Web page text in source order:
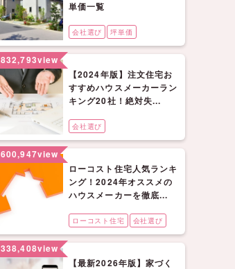
単価一覧
会社選び 坪単価
832,793view
【2024年版】注文住宅お
すすめハウスメーカーラン
キング20社！絶対失...
会社選び
600,947view
ローコスト住宅人気ランキ
ング！2024年オススメの
ハウスメーカーを徹底...
ローコスト住宅 会社選び
338,408view
【最新2026年版】家づく